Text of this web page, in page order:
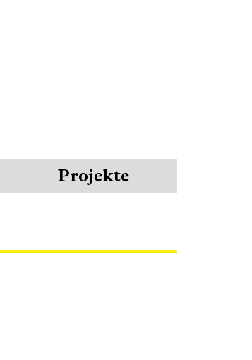
Projekte